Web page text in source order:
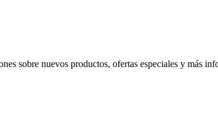
sobre nuevos productos, ofertas especiales y más